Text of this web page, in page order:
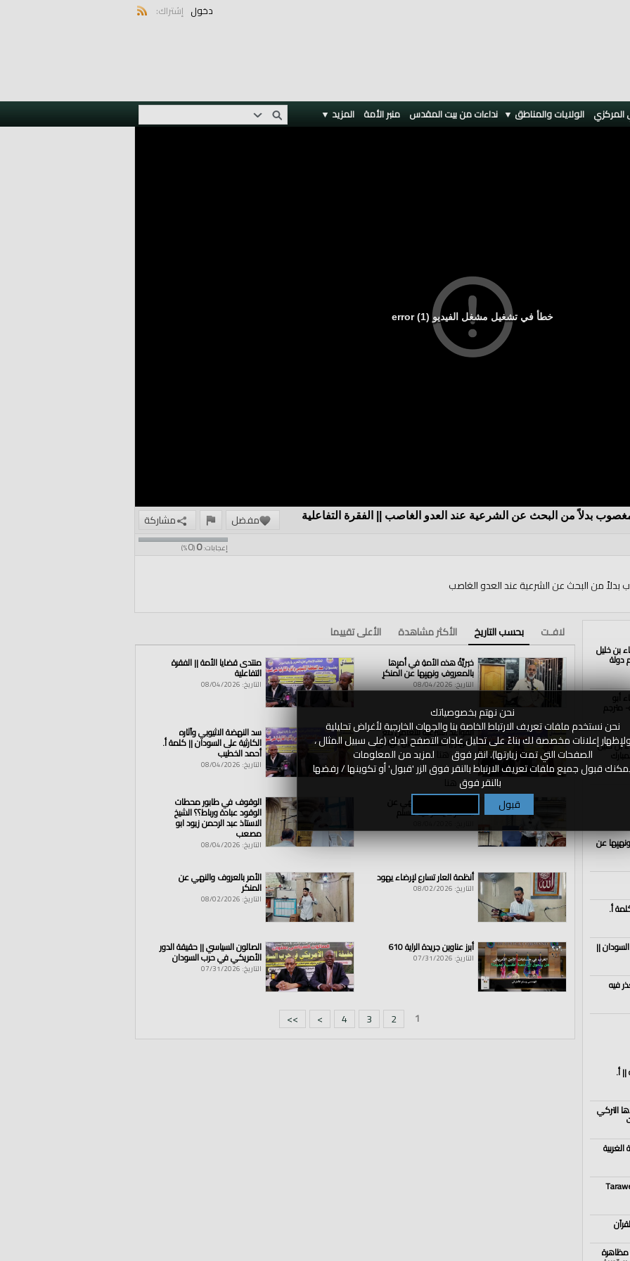
نحن نهتم بخصوصياتك
نحن نستخدم ملفات تعريف الارتباط الخاصة بنا والجهات الخارجية لأغراض تحليلية
ولإظهار إعلانات مخصصة لك بناءً على تحليل عادات التصفح لديك (على سبيل المثال ،
الصفحات التي تمت زيارتها). انقر فوق لمزيد من المعلومات
قبول جميع ملفات تعريف الارتباط بالنقر فوق الزر 'قبول' أو تكوينها / رفضها
بالنقر فوق
قبول
دخول إشتراك:
المركزي الولايات والمناطق ▼ نداءات من بيت المقدس منبر الأمة المزيد ▼
خطأ في تشغيل مشغل الفيديو (1) error
مفضل مشاركة بدلاً من البحث عن الشرعية عند العدو الغاصب || الفقرة التفاعلية
إعجابات:0
(
0
%)
من البحث عن الشرعية عند العدو الغاصب
/ أ. إبراهيم عثمان "أبو خليل"
بن خليل
الــ102 لهدم دولة
بن خليل
عن
أ.
السودان ||
فيه
أ.
التركي
مظاهرة
لافـت بحسب التاريخ الأكثر مشاهدة الأعلى تقييما
خيريَّةُ هذه الأمةِ في أمرِها
بالمعروفِ ونهيِها عن المنكرِ
التاريخ: 08/04/2026
منتدى قضايا الأمة || الفقرة
التفاعلية
التاريخ: 08/04/2026
القواعد الشرعية للتعامل مع
الأنهار || كلمة أ. حسين الهادي
التاريخ: 08/04/2026
سد النهضة الاثيوبي وآثاره
الكارثية على السودان || كلمة أ.
أحمد الخطيب
التاريخ: 08/04/2026
المنكر لا يعذر فيه مسلم
الوقوف في طابور محطات
الوقود عبادة ورباط؟؟ الشيخ
الاستاذ عبد الرحمن زيود ابو
مصعب
التاريخ: 08/04/2026
أنظمة العار تسارع لإرضاء يهود
التاريخ: 08/02/2026
الأمر بالعروف والنهي عن
المنكر
التاريخ: 08/02/2026
أبرز عناوين جريدة الراية 610
التاريخ: 07/31/2026
الصالون السياسي || حقيقة الدور
الأمريكي في حرب السودان
التاريخ: 07/31/2026
1
2
3
4
>
>>